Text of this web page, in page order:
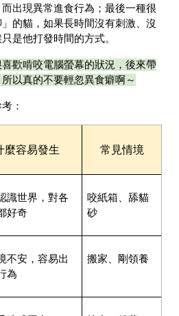
出現異常進食行為；最後一種很
的貓，如果長時間沒有刺激、沒
是他打發時間的方式。
歡啃咬電腦螢幕的狀況，後來帶
以真的不要輕忽異食癖啊～
：
麼容易發生 常見情境
識世界，對各
好奇
咬紙箱、舔貓
砂
不安，容易出
為
搬家、剛領養